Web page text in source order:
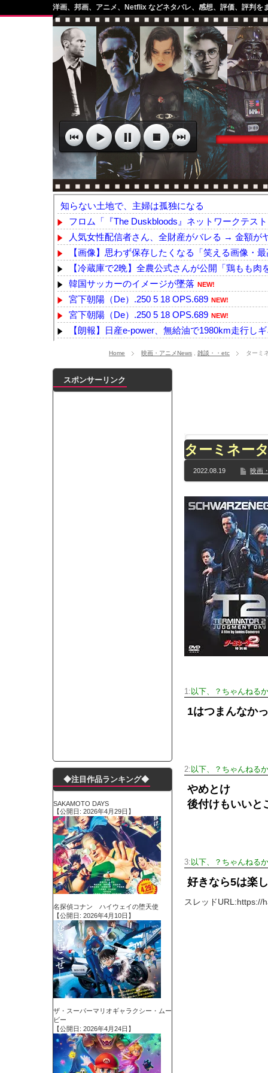
洋画、邦画、アニメ、Netflix などネタバレ、感想、評価、評判を
知らない土地で、主婦は孤独になる
フロム「『The Duskbloods』ネットワークテス
人気女性配信者さん、全財産がバレる → 金額が
【画像】思わず保存したくなる「笑える画像・
【冷蔵庫で2晩】全農公式さんが公開「鶏もも肉
韓国サッカーのイメージが墜落 NEW!
宮下朝陽（De）.250 5 18 OPS.689 NEW!
宮下朝陽（De）.250 5 18 OPS.689 NEW!
【朗報】日産e-power、無給油で1980km走行し
【画像】高市早苗、殺されることに怯え始める
【画像】佐倉綾音(32)、自分のシコポイントに気
【乃木坂】水谷豊の息子、三山凌輝がW不倫‼共
【TWICE】サナが佐藤健とダブル主演の映画で
【速報】石破首相 大敗の責任「両院議員総会で
『鬼滅の刃 無限城編』3部作で興収2000億円も
メイドの格好してるちょちょたんの破壊力が半
ランJ民ワイ、新しいランニングシューズを手に
モーニングショー「視聴率5.2％！」テレビ朝日
出自が社長にバレて「愛人になれ」と脅された
【唖然】渋谷のホームレス対策、とんでもない
子供部屋おじさんなんですがコード類の配線ぐ
ポルシェが満を持して送り出す初EV 「タイカン
【朗報】阪神のドラフト、ガチで大当たりだっ
下半身トレーニング、太ももに自信ニキきてく
Home 映画・アニメNews 雑談・・etc ターミ
ターミネー
2022.08.19 映画
1: 以下、？ちゃんねる
1はつまんなか
2: 以下、？ちゃんねる
やめとけ
後付けもいいと
3: 以下、？ちゃんねる
好きなら5は楽
スレッドURL:https://
スポンサーリンク
◆注目作品ランキング◆
SAKAMOTO DAYS
【公開日: 2026年4月29日】
名探偵コナン ハイウェイの堕天使
【公開日: 2026年4月10日】
ザ・スーパーマリオギャラクシー・ムー
ビー
【公開日: 2026年4月24日】